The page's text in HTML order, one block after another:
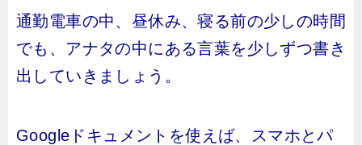
通勤電車の中、昼休み、寝る前の少しの時間
でも、アナタの中にある言葉を少しずつ書き
出していきましょう。
Googleドキュメントを使えば、スマホとパ